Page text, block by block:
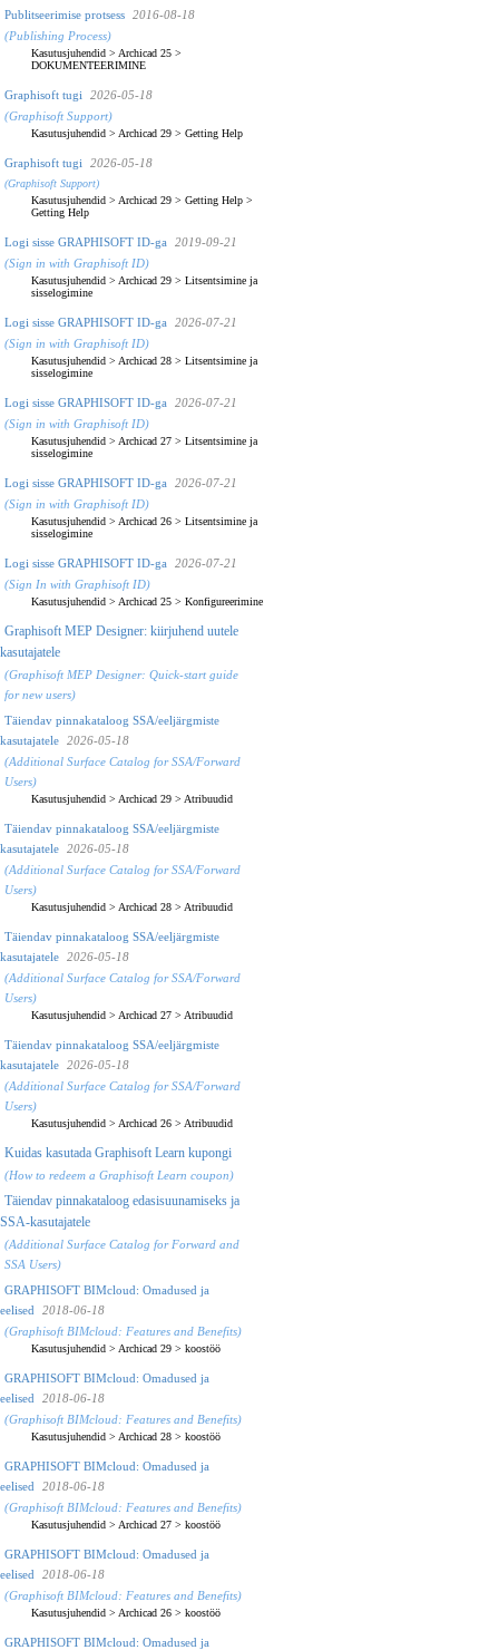
Publitseerimise protsess
2016-08-18
(Publishing Process)
Kasutusjuhendid > Archicad 25 >
DOKUMENTEERIMINE
Graphisoft tugi
2026-05-18
(Graphisoft Support)
Kasutusjuhendid > Archicad 29 > Getting Help
Graphisoft tugi 2026-05-18
(Graphisoft Support)
Kasutusjuhendid > Archicad 29 > Getting Help >
Getting Help
Logi sisse GRAPHISOFT ID-ga
2019-09-21
(Sign in with Graphisoft ID)
Kasutusjuhendid > Archicad 29 > Litsentsimine ja
sisselogimine
Logi sisse GRAPHISOFT ID-ga
2026-07-21
(Sign in with Graphisoft ID)
Kasutusjuhendid > Archicad 28 > Litsentsimine ja
sisselogimine
Logi sisse GRAPHISOFT ID-ga
2026-07-21
(Sign in with Graphisoft ID)
Kasutusjuhendid > Archicad 27 > Litsentsimine ja
sisselogimine
Logi sisse GRAPHISOFT ID-ga
2026-07-21
(Sign in with Graphisoft ID)
Kasutusjuhendid > Archicad 26 > Litsentsimine ja
sisselogimine
Logi sisse GRAPHISOFT ID-ga
2026-07-21
(Sign In with Graphisoft ID)
Kasutusjuhendid > Archicad 25 > Konfigureerimine
Graphisoft MEP Designer: kiirjuhend uutele
kasutajatele
(Graphisoft MEP Designer: Quick-start guide
for new users)
Täiendav pinnakataloog SSA/eeljärgmiste
kasutajatele
2026-05-18
(Additional Surface Catalog for SSA/Forward
Users)
Kasutusjuhendid > Archicad 29 > Atribuudid
Täiendav pinnakataloog SSA/eeljärgmiste
kasutajatele
2026-05-18
(Additional Surface Catalog for SSA/Forward
Users)
Kasutusjuhendid > Archicad 28 > Atribuudid
Täiendav pinnakataloog SSA/eeljärgmiste
kasutajatele
2026-05-18
(Additional Surface Catalog for SSA/Forward
Users)
Kasutusjuhendid > Archicad 27 > Atribuudid
Täiendav pinnakataloog SSA/eeljärgmiste
kasutajatele
2026-05-18
(Additional Surface Catalog for SSA/Forward
Users)
Kasutusjuhendid > Archicad 26 > Atribuudid
Kuidas kasutada Graphisoft Learn kupongi
(How to redeem a Graphisoft Learn coupon)
Täiendav pinnakataloog edasisuunamiseks ja
SSA-kasutajatele
(Additional Surface Catalog for Forward and
SSA Users)
GRAPHISOFT BIMcloud: Omadused ja
eelised
2018-06-18
(Graphisoft BIMcloud: Features and Benefits)
Kasutusjuhendid > Archicad 29 > koostöö
GRAPHISOFT BIMcloud: Omadused ja
eelised
2018-06-18
(Graphisoft BIMcloud: Features and Benefits)
Kasutusjuhendid > Archicad 28 > koostöö
GRAPHISOFT BIMcloud: Omadused ja
eelised
2018-06-18
(Graphisoft BIMcloud: Features and Benefits)
Kasutusjuhendid > Archicad 27 > koostöö
GRAPHISOFT BIMcloud: Omadused ja
eelised
2018-06-18
(Graphisoft BIMcloud: Features and Benefits)
Kasutusjuhendid > Archicad 26 > koostöö
GRAPHISOFT BIMcloud: Omadused ja